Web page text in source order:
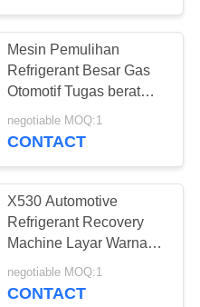
Mesin Pemulihan
Refrigerant Besar Gas
Otomotif Tugas berat
Otomatis
negotiable MOQ:1
CONTACT
X530 Automotive
Refrigerant Recovery
Machine Layar Warna
TFT 4.3 "Secara
Otomatis
negotiable MOQ:1
CONTACT